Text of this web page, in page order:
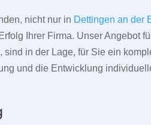
nicht nur in Dettingen an der
Ihrer Firma. Unser Angebot
sind in der Lage, für Sie ein
und die Entwicklung